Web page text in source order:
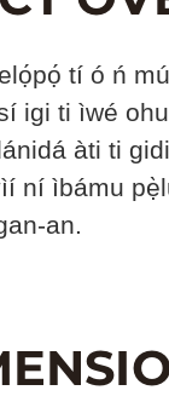
tí ó ń
igi ti ìwé
àti ti
ní ìbámu
an.